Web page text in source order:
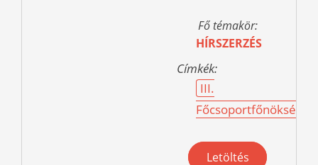
Fő témakör:
HÍRSZERZÉS
Címkék:
III.
Főcsoportfőnökség
Letöltés